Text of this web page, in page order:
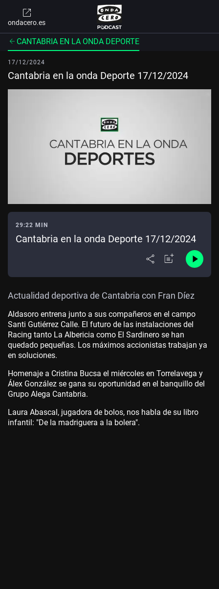
ondacero.es
CANTABRIA EN LA ONDA DEPORTE
17/12/2024
Cantabria en la onda Deporte 17/12/2024
29:22 MIN
Cantabria en la onda Deporte 17/12/2024
Actualidad deportiva de Cantabria con Fran Díez
Aldasoro entrena junto a sus compañeros en el campo
Santi Gutiérrez Calle. El futuro de las instalaciones del
Racing tanto La Albericia como El Sardinero se han
quedado pequeñas. Los máximos accionistas trabajan ya
en soluciones.
Homenaje a Cristina Bucsa el miércoles en Torrelavega y
Álex González se gana su oportunidad en el banquillo del
Grupo Alega Cantabria.
Laura Abascal, jugadora de bolos, nos habla de su libro
infantil: "De la madriguera a la bolera".